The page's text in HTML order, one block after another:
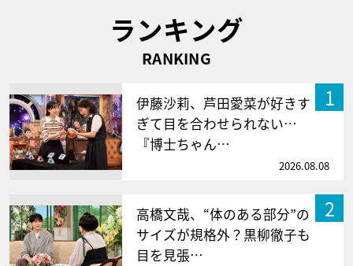
ランキング
RANKING
1
伊藤沙莉、芦田愛菜が好きす
ぎて目を合わせられない…
『博士ちゃん…
2026.08.08
2
高橋文哉、“体のある部分”の
サイズが規格外？黒柳徹子も
目を見張…